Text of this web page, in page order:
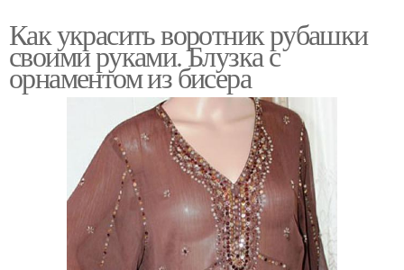
Как украсить воротник рубашки
своими руками. Блузка с
орнаментом из бисера